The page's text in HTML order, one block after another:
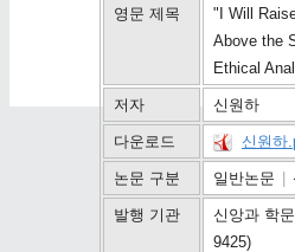
영문 제목
"I Will
Above the
Ethical
저자 신원하
다운로드 신원하
논문 구분 일반논문
발행 기관
신앙과 학
9425)